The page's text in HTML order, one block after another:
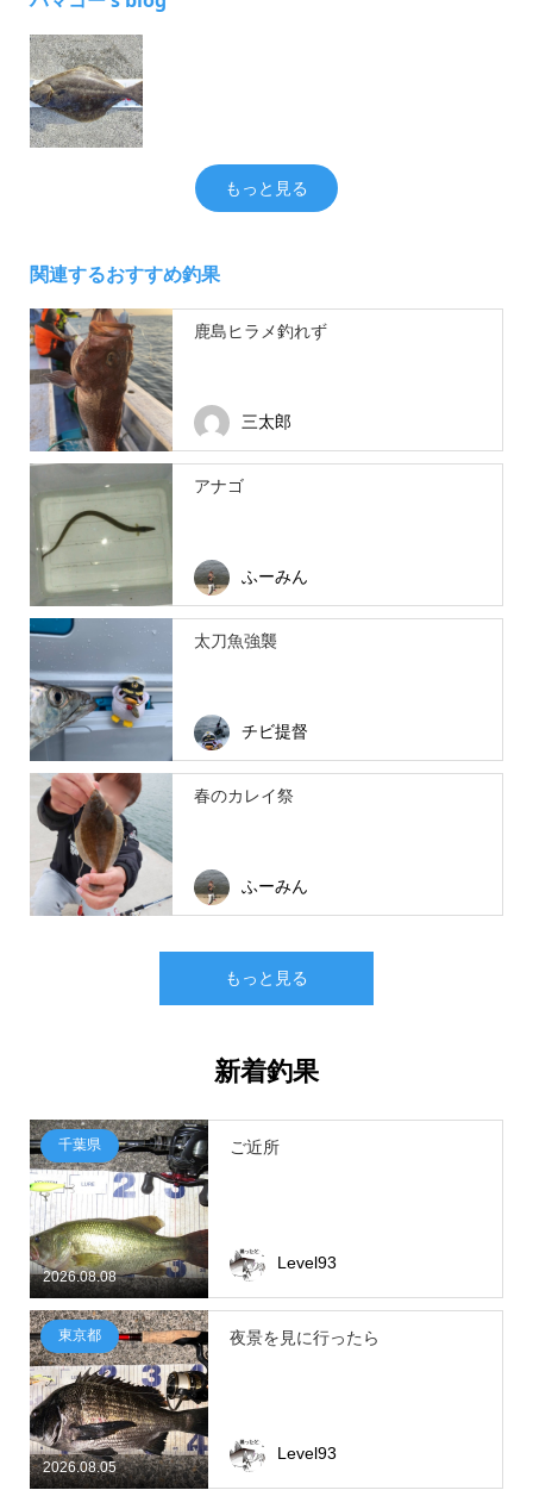
もっと見る
関連するおすすめ釣果
鹿島ヒラメ釣れず
三太郎
アナゴ
ふーみん
太刀魚強襲
チビ提督
春のカレイ祭
ふーみん
もっと見る
新着釣果
2026.08.08
千葉県 ご近所
Level93
2026.08.05
東京都 夜景を見に行ったら
Level93